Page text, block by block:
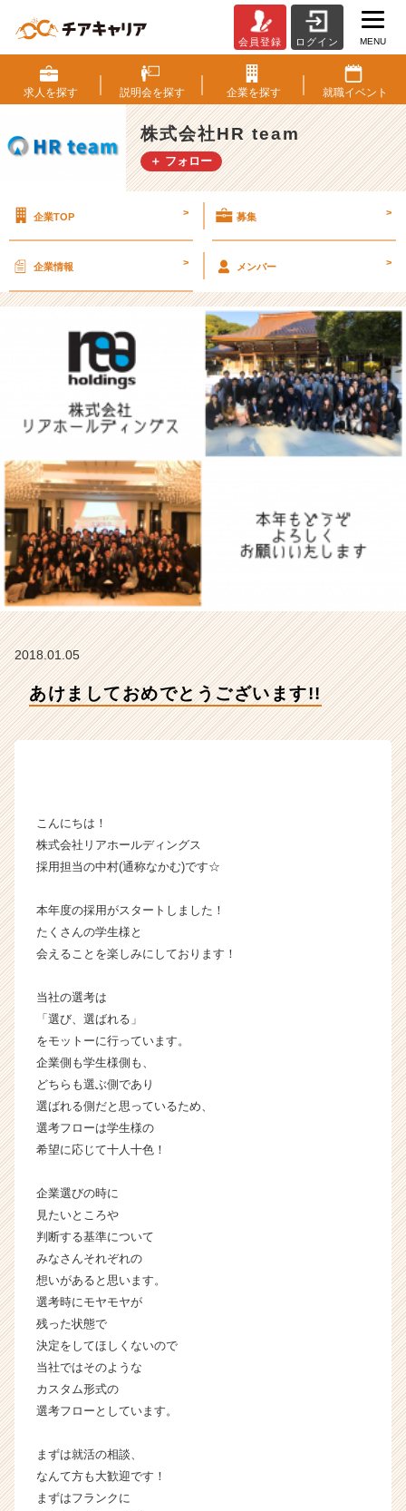
け
ま
し
て
お
め
ご
ま
R
e
a
m
の
タ
イ
ム
ン
か
ら
カ
が
活
イ
チ
ア
キ
（C
e
a
r）
会員登録 ログイン MENU
求人を探す 説明会を探す 企業を探す 就職イベント
株式会社HR team
＋ フォロー
企業TOP > 募集 >
企業情報 > メンバー >
2018.01.05
あけましておめでとうございます!!
こんにちは！
株式会社リアホールディングス
採用担当の中村(通称なかむ)です☆
本年度の採用がスタートしました！
たくさんの学生様と
会えることを楽しみにしております！
当社の選考は
「選び、選ばれる」
をモットーに行っています。
企業側も学生様側も、
どちらも選ぶ側であり
選ばれる側だと思っているため、
選考フローは学生様の
希望に応じて十人十色！
企業選びの時に
見たいところや
判断する基準について
みなさんそれぞれの
想いがあると思います。
選考時にモヤモヤが
残った状態で
決定をしてほしくないので
当社ではそのような
カスタム形式の
選考フローとしています。
まずは就活の相談、
なんて方も大歓迎です！
まずはフランクに